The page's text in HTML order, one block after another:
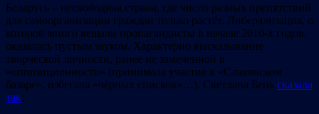
Беларусь – несвободная страна, где число разных препятствий
для самоорганизации граждан только растёт. Либерализация, о
которой много вещали пропагандисты в начале 2010-х годов,
оказалась пустым звуком. Характерно высказывание
творческой личности, ранее не замеченной в
«оппозиционности» (принимала участие в «Славянском
базаре», избегала «чёрных списков»…). Светлана Бень сказала
так: